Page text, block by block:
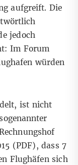
aufgreift. Die
jedoch
Im Forum
würden
ist nicht
(PDF), dass 7
Flughäfen sich